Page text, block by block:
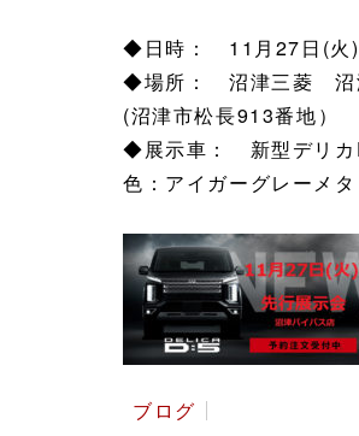
◆日時： 11月27日(火
◆場所： 沼津三菱 沼
(沼津市松長913番地）
◆展示車： 新型デリカ
色：アイガーグレーメタ
ブログ